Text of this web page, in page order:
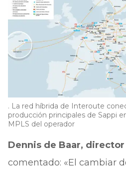
. La red híbrida de Interoute
producción principales de Sappi
MPLS del operador
Dennis de Baar, director
comentado: «El cambiar